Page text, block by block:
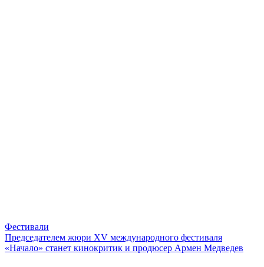
Фестивали
Председателем жюри XV международного фестиваля
«Начало» станет кинокритик и продюсер Армен Медведев